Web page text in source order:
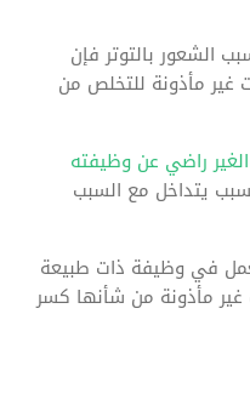
الشعور بالتوتر فإن
غير مأذونة للتخلص من
راضي عن وظيفته
يتداخل مع السبب
في وظيفة ذات طبيعة
غير مأذونة من شأنها كسر